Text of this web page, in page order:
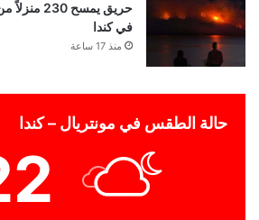
حريق يمسح
في كندا
منذ 17 ساعة
حالة الطقس في مونتريال – كندا